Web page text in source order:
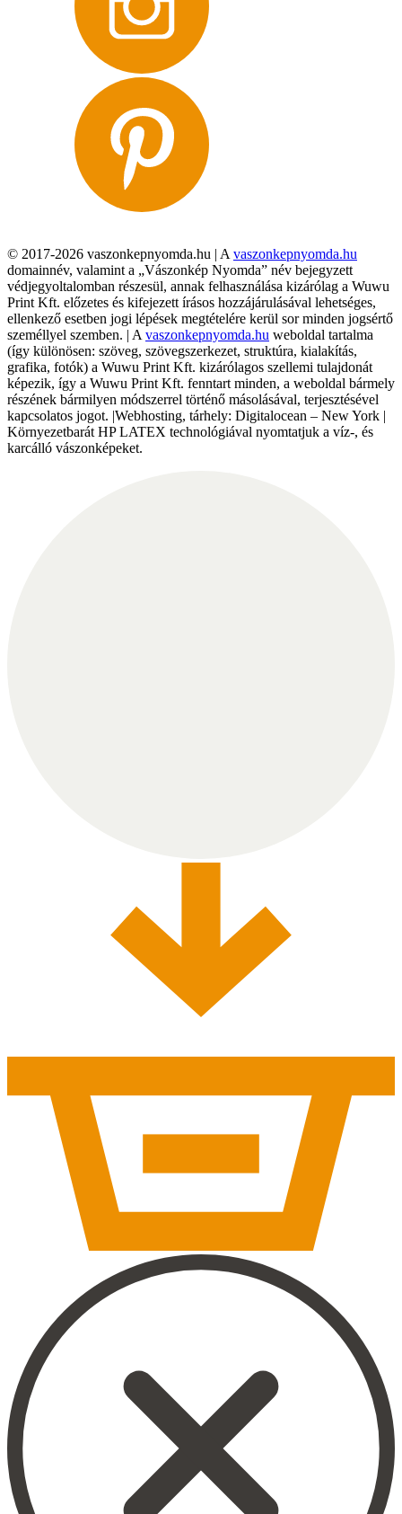
© 2017-2026 vaszonkepnyomda.hu | A vaszonkepnyomda.hu
domainnév, valamint a „Vászonkép Nyomda” név bejegyzett
védjegyoltalomban részesül, annak felhasználása kizárólag a Wuwu
Print Kft. előzetes és kifejezett írásos hozzájárulásával lehetséges,
ellenkező esetben jogi lépések megtételére kerül sor minden jogsértő
személlyel szemben. | A vaszonkepnyomda.hu weboldal tartalma
(így különösen: szöveg, szövegszerkezet, struktúra, kialakítás,
grafika, fotók) a Wuwu Print Kft. kizárólagos szellemi tulajdonát
képezik, így a Wuwu Print Kft. fenntart minden, a weboldal bármely
részének bármilyen módszerrel történő másolásával, terjesztésével
kapcsolatos jogot. |Webhosting, tárhely: Digitalocean – New York |
Környezetbarát HP LATEX technológiával nyomtatjuk a víz-, és
karcálló vászonképeket.